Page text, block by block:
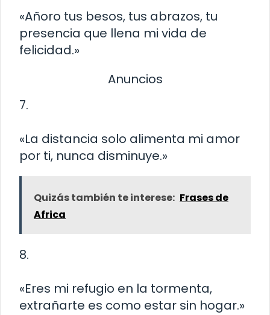
«Añoro tus besos, tus abrazos, tu
presencia que llena mi vida de
felicidad.»
Anuncios
7.
«La distancia solo alimenta mi amor
por ti, nunca disminuye.»
Quizás también te interese: Frases de
Africa
8.
«Eres mi refugio en la tormenta,
extrañarte es como estar sin hogar.»